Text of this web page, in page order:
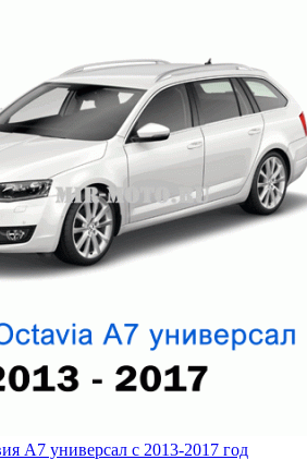
А7 универсал с 2013-2017 год